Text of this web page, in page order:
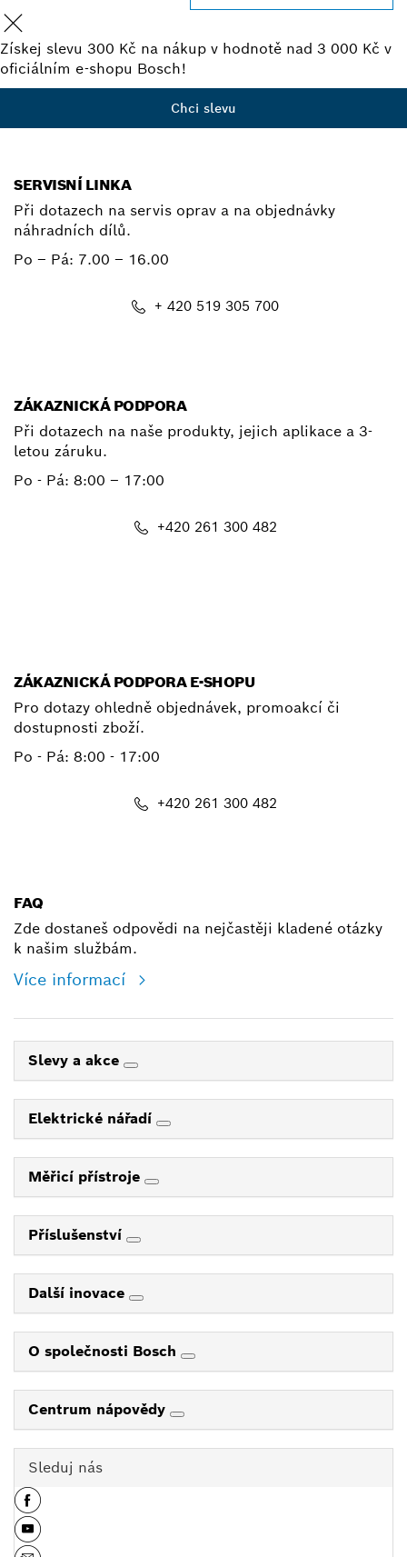
Získej slevu 300 Kč na nákup v hodnotě nad 3 000 Kč v
oficiálním e-shopu Bosch!
Chci slevu
SERVISNÍ LINKA
Při dotazech na servis oprav a na objednávky
náhradních dílů.
Po – Pá: 7.00 – 16.00
+ 420 519 305 700
ZÁKAZNICKÁ PODPORA
Při dotazech na naše produkty, jejich aplikace a 3-
letou záruku.
Po - Pá: 8:00 – 17:00
+420 261 300 482
ZÁKAZNICKÁ PODPORA E-SHOPU
Pro dotazy ohledně objednávek, promoakcí či
dostupnosti zboží.
Po - Pá: 8:00 - 17:00
+420 261 300 482
FAQ
Zde dostaneš odpovědi na nejčastěji kladené otázky
k našim službám.
Více informací
Slevy a akce
Elektrické nářadí
Měřicí přístroje
Příslušenství
Další inovace
O společnosti Bosch
Centrum nápovědy
Sleduj nás